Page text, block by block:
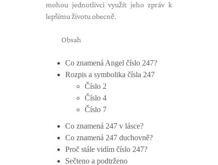
mohou jednotlivci využít jeho zpráv k
lepšímu životu obecně.
Obsah
Co znamená Angel číslo 247?
Rozpis a symbolika čísla 247
Číslo 2
Číslo 4
Číslo 7
Co znamená 247 v lásce?
Co znamená 247 duchovně?
Proč stále vidím číslo 247?
Sečteno a podtrženo